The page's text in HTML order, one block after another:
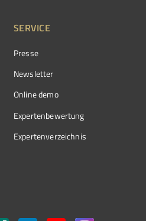
SERVICE
Presse
Newsletter
Online demo
Expertenbewertung
Expertenverzeichnis